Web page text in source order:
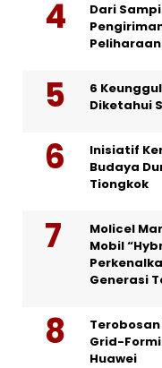
Dari
6
Diketahui
Inisiatif
Budaya
Tiongkok
Molicel
Mobil
Generasi
Grid-
Huawei